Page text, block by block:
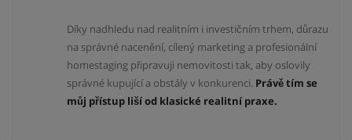
Díky nadhledu nad realitním i investičním trhem, důrazu
na správné nacenění, cílený marketing a profesionální
homestaging připravuji nemovitosti tak, aby oslovily
správné kupující a obstály v konkurenci. Právě tím se
můj přístup liší od klasické realitní praxe.